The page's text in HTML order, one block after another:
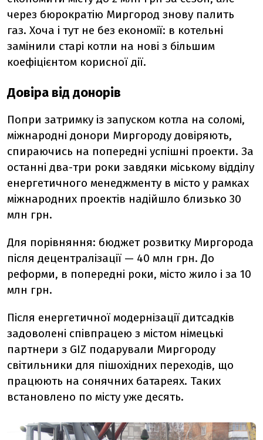
через бюрократію Миргород знову палить
газ. Хоча і тут не без економії: в котельні
замінили старі котли на нові з більшим
коефіцієнтом корисної дії.
Довіра від донорів
Попри затримку із запуском котла на соломі,
міжнародні донори Миргороду довіряють,
спираючись на попередні успішні проекти. За
останні два-три роки завдяки міському відділу
енергетичного менеджменту в місто у рамках
міжнародних проектів надійшло близько 30
млн грн.
Для порівняння: бюджет розвитку Миргорода
після децентралізації — 40 млн грн. До
реформи, в попередні роки, місто жило і за 10
млн грн.
Після енергетичної модернізації дитсадків
задоволені співпрацею з містом німецькі
партнери з GIZ подарували Миргороду
світильники для пішохідних переходів, що
працюють на сонячних батареях. Таких
встановлено по місту уже десять.